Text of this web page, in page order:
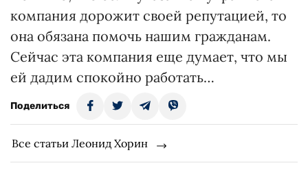
компания дорожит своей репутацией, то
она обязана помочь нашим гражданам.
Сейчас эта компания еще думает, что мы
ей дадим спокойно работать…
Поделиться
Все статьи Леонид Хорин